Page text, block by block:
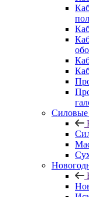
Силовые